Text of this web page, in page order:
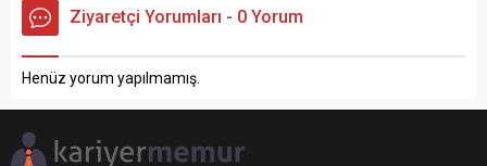
Ziyaretçi Yorumları - 0 Yorum
Henüz yorum yapılmamış.